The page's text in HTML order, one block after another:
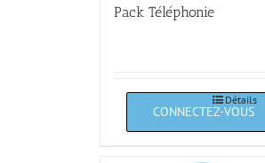
Pack Téléphonie
Détails